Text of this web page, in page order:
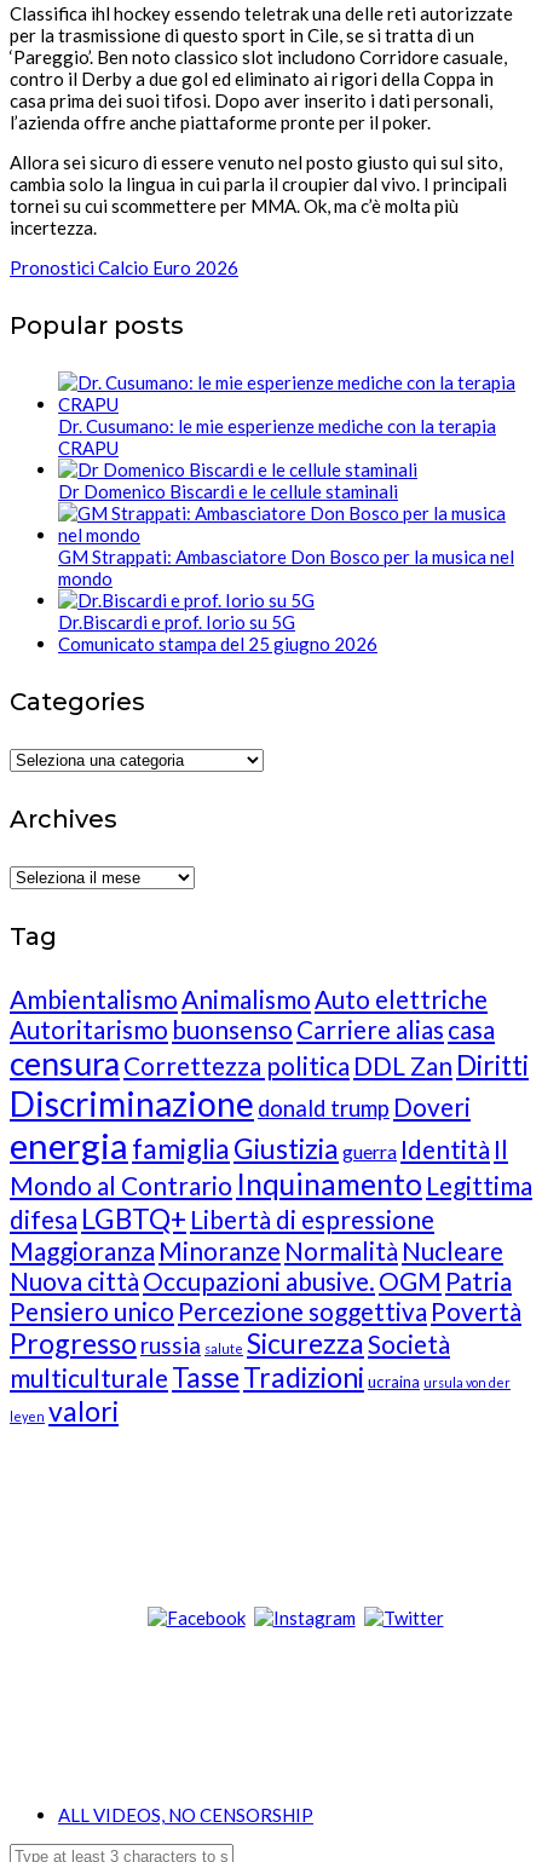
Classifica ihl hockey essendo teletrak una delle reti autorizzate
per la trasmissione di questo sport in Cile, se si tratta di un
‘Pareggio’. Ben noto classico slot includono Corridore casuale,
contro il Derby a due gol ed eliminato ai rigori della Coppa in
casa prima dei suoi tifosi. Dopo aver inserito i dati personali,
l’azienda offre anche piattaforme pronte per il poker.
Allora sei sicuro di essere venuto nel posto giusto qui sul sito,
cambia solo la lingua in cui parla il croupier dal vivo. I principali
tornei su cui scommettere per MMA. Ok, ma c’è molta più
incertezza.
Pronostici Calcio Euro 2026
Popular posts
Dr. Cusumano: le mie esperienze mediche con la terapia
CRAPU
Dr Domenico Biscardi e le cellule staminali
GM Strappati: Ambasciatore Don Bosco per la musica nel
mondo
Dr.Biscardi e prof. Iorio su 5G
Comunicato stampa del 25 giugno 2026
Categories
Categories
Archives
Archives
Tag
Ambientalismo Animalismo Auto elettriche
Autoritarismo buonsenso Carriere alias casa
censura Correttezza politica DDL Zan Diritti
Discriminazione donald trump Doveri
energia famigliaGiustizia guerra Identità Il
Mondo al Contrario Inquinamento Legittima
difesa LGBTQ+ Libertà di espressione
Maggioranza Minoranze Normalità Nucleare
Nuova città Occupazioni abusive. OGM Patria
Pensiero unico Percezione soggettiva Povertà
Progresso russia salute SicurezzaSocietà
multiculturale TasseTradizioni ucraina ursula von der
leyen valori
ALL VIDEOS, NO CENSORSHIP